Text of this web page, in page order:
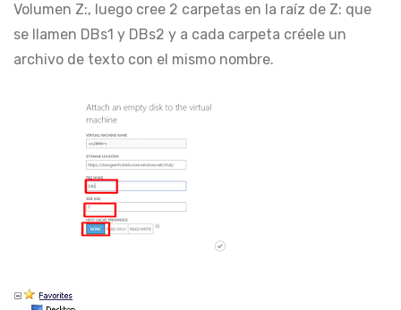
Volumen Z:, luego cree 2 carpetas en la raíz de Z: que
se llamen DBs1 y DBs2 y a cada carpeta créele un
archivo de texto con el mismo nombre.